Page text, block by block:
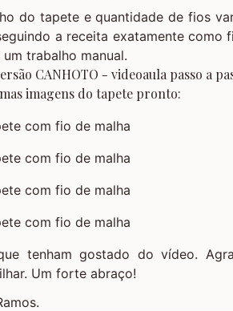
do tapete e quantidade de fios
a receita exatamente
trabalho manual.
CANHOTO - videoaula passo a
imagens do tapete pronto:
tenham gostado do vídeo.
Um forte abraço!